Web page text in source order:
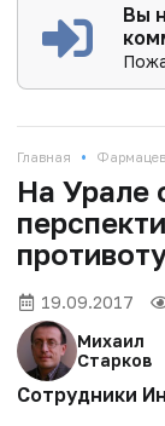
Вы
Главная •
На Урале
19.09.2017
Михаил
Старков
Сотрудники